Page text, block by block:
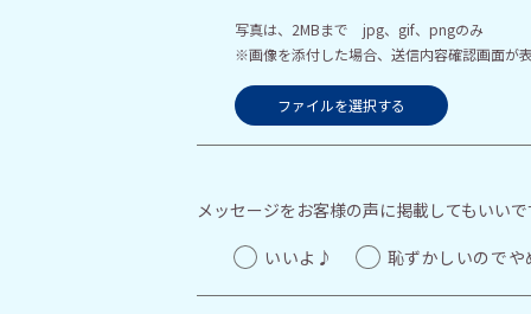
写真は、2MBまで jpg、gif、pngのみ
※画像を添付した場合、送信内容確認画面が
ファイルを選択する
メッセージをお客様の声に掲載してもいいで
いいよ♪
恥ずかしいのでや